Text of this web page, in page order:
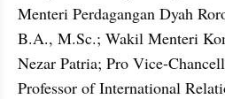
Menteri Perdagangan Dyah
B.A., M.Sc.; Wakil Menteri
Nezar Patria; Pro Vice-
Professor of International